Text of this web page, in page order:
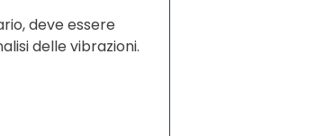
deve essere
delle vibrazioni.